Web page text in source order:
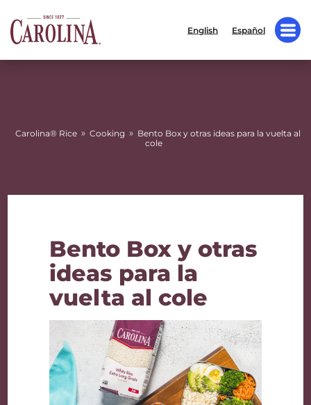
English Español
Carolina® Rice » Cooking » Bento Box y otras ideas para la vuelta al
cole
Bento Box y otras
ideas para la
vuelta al cole